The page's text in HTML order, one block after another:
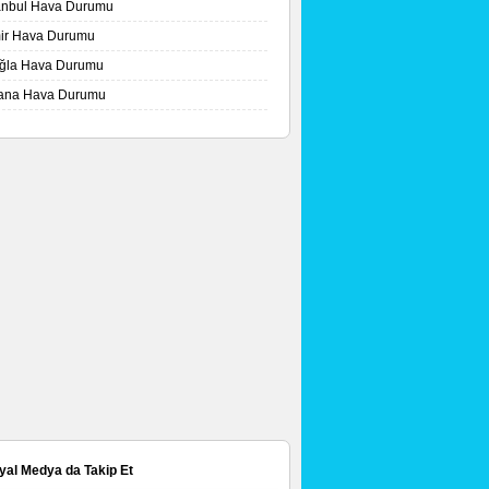
Hava Durumu
Hava Durumu
Hava Durumu
Hava Durumu
Medya da Takip Et